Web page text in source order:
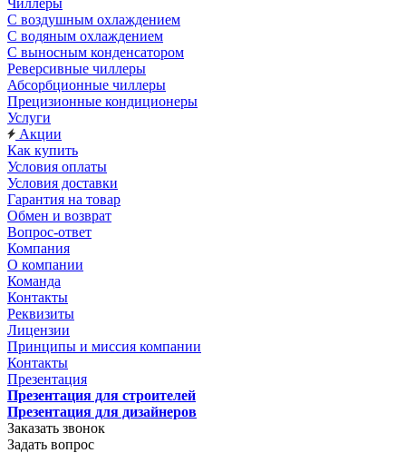
Чиллеры
С воздушным охлаждением
С водяным охлаждением
С выносным конденсатором
Реверсивные чиллеры
Абсорбционные чиллеры
Прецизионные кондиционеры
Услуги
Акции
Как купить
Условия оплаты
Условия доставки
Гарантия на товар
Обмен и возврат
Вопрос-ответ
Компания
О компании
Команда
Контакты
Реквизиты
Лицензии
Принципы и миссия компании
Контакты
Презентация
Презентация для строителей
Презентация для дизайнеров
Заказать звонок
Задать вопрос